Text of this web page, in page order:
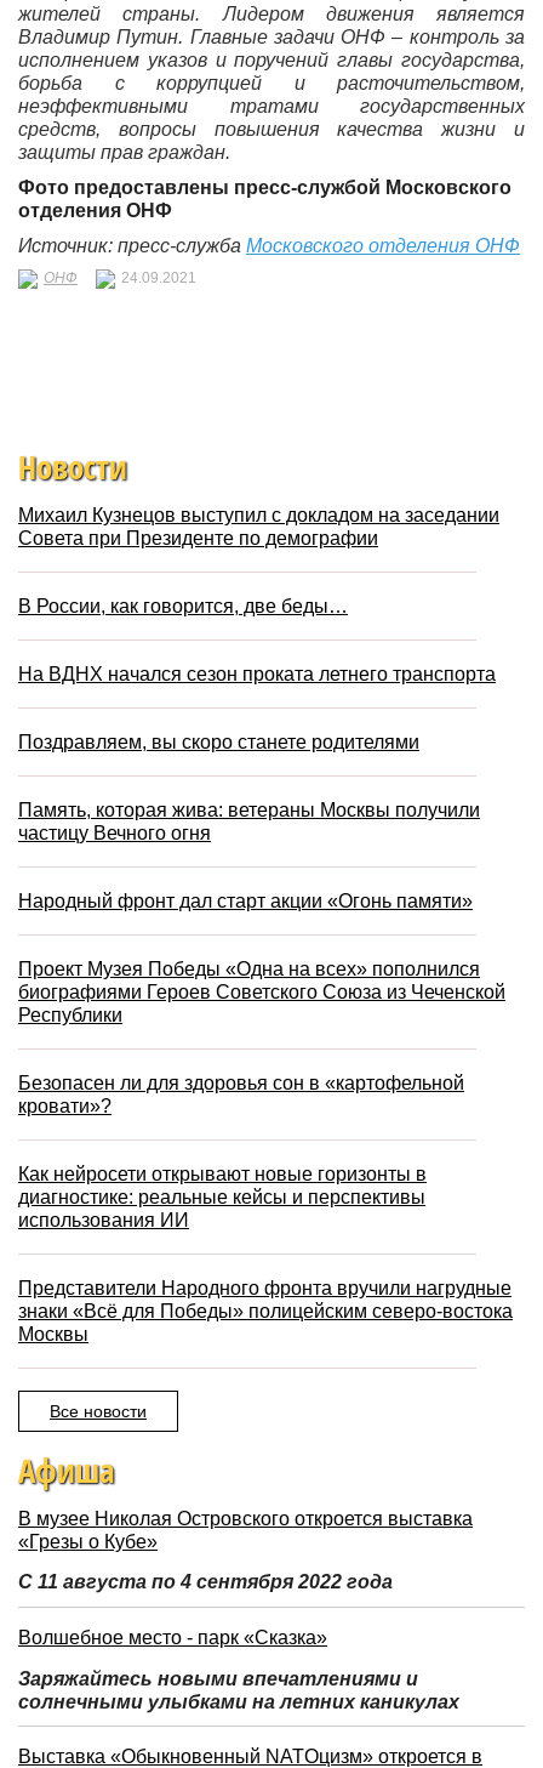
жителей страны. Лидером движения является
Владимир Путин. Главные задачи ОНФ – контроль за
исполнением указов и поручений главы государства,
борьба с коррупцией и расточительством,
неэффективными тратами государственных
средств, вопросы повышения качества жизни и
защиты прав граждан.
Фото предоставлены пресс-службой Московского
отделения ОНФ
Источник: пресс-служба Московского отделения ОНФ
ОНФ 24.09.2021
Новости
Михаил Кузнецов выступил с докладом на заседании
Совета при Президенте по демографии
В России, как говорится, две беды…
На ВДНХ начался сезон проката летнего транспорта
Поздравляем, вы скоро станете родителями
Память, которая жива: ветераны Москвы получили
частицу Вечного огня
Народный фронт дал старт акции «Огонь памяти»
Проект Музея Победы «Одна на всех» пополнился
биографиями Героев Советского Союза из Чеченской
Республики
Безопасен ли для здоровья сон в «картофельной
кровати»?
Как нейросети открывают новые горизонты в
диагностике: реальные кейсы и перспективы
использования ИИ
Представители Народного фронта вручили нагрудные
знаки «Всё для Победы» полицейским северо-востока
Москвы
Все новости
Афиша
В музее Николая Островского откроется выставка
«Грезы о Кубе»
С 11 августа по 4 сентября 2022 года
Волшебное место - парк «Сказка»
Заряжайтесь новыми впечатлениями и
солнечными улыбками на летних каникулах
Выставка «Обыкновенный NATOцизм» откроется в